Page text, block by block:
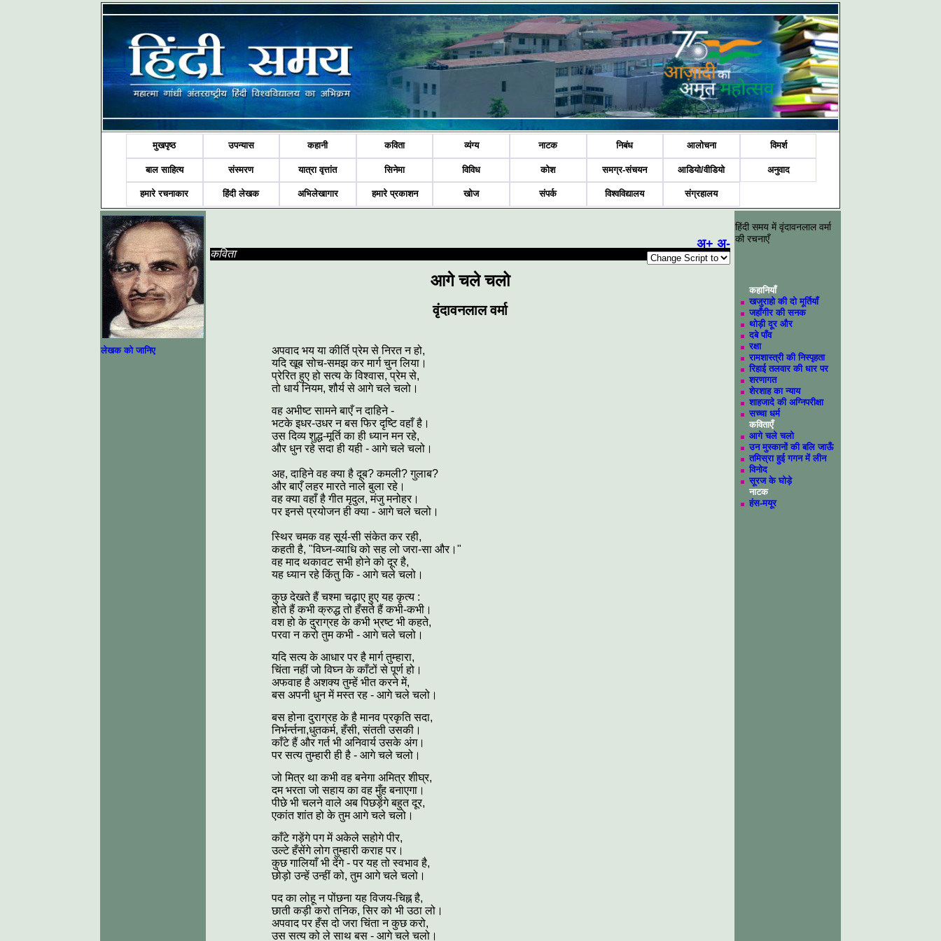
मुखपृष्ठ उपन्यास कहानी कविता व्यंग्य नाटक निबंध आलोचना विमर्श
बाल साहित्य संस्मरण यात्रा वृत्तांत सिनेमा विविध कोश समग्र-संचयन आडियो/वीडियो अनुवाद
हमारे रचनाकार हिंदी लेखक अभिलेखागार हमारे प्रकाशन खोज संपर्क विश्वविद्यालय संग्रहालय
लेखक को जानिए
अ+ अ-
कविता
आगे चले चलो
वृंदावनलाल वर्मा
अपवाद भय या कीर्ति प्रेम से निरत न हो,
यदि खूब सोच-समझ कर मार्ग चुन लिया।
प्रेरित हुए हो सत्य के विश्वास, प्रेम से,
तो धार्य नियम, शौर्य से आगे चले चलो।
वह अभीष्ट सामने बाएँ न दाहिने -
भटके इधर-उधर न बस फिर दृष्टि वहाँ है।
उस दिव्य शुद्ध-मूर्ति का ही ध्यान मन रहे,
और धुन रहे सदा ही यही - आगे चले चलो।
अह, दाहिने वह क्या है दूब? कमली? गुलाब?
और बाएँ लहर मारते नाले बुला रहे।
वह क्या वहाँ है गीत मृदुल, मंजु मनोहर।
पर इनसे प्रयोजन ही क्या - आगे चले चलो।
स्थिर चमक वह सूर्य-सी संकेत कर रही,
कहती है, "विघ्न-व्याधि को सह लो जरा-सा और।"
वह माद थकावट सभी होने को दूर है,
यह ध्यान रहे किंतु कि - आगे चले चलो।
कुछ देखते हैं चश्मा चढ़ाए हुए यह कृत्य :
होते हैं कभी क्रुद्ध तो हँसते हैं कभी-कभी।
वश हो के दुराग्रह के कभी भ्रष्ट भी कहते,
परवा न करो तुम कभी - आगे चले चलो।
यदि सत्य के आधार पर है मार्ग तुम्हारा,
चिंता नहीं जो विघ्न के काँटों से पूर्ण हो।
अफवाह है अशक्य तुम्हें भीत करने में,
बस अपनी धुन में मस्त रह - आगे चले चलो।
बस होना दुराग्रह के है मानव प्रकृति सदा,
निर्भर्न्तना,धुतकर्म, हँसी, संतती उसकी।
काँटे हैं और गर्त भी अनिवार्य उसके अंग।
पर सत्य तुम्हारी ही है - आगे चले चलो।
जो मित्र था कभी वह बनेगा अमित्र शीघ्र,
दम भरता जो सहाय का वह मुँह बनाएगा।
पीछे भी चलने वाले अब पिछड़ेंगे बहुत दूर,
एकांत शांत हो के तुम आगे चले चलो।
काँटे गड़ेंगे पग में अकेले सहोगे पीर,
उल्टे हँसेंगे लोग तुम्हारी कराह पर।
कुछ गालियाँ भी देंगे - पर यह तो स्वभाव है,
छोड़ो उन्हें उन्हीं को, तुम आगे चले चलो।
पद का लोहू न पोंछना यह विजय-चिह्न है,
छाती कड़ी करो तनिक, सिर को भी उठा लो।
अपवाद पर हँस दो जरा चिंता न कुछ करो,
उस सत्य को ले साथ बस - आगे चले चलो।
हिंदी समय में वृंदावनलाल वर्मा
की रचनाएँ
कहानियाँ
खजुराहो की दो मूर्तियाँ
जहाँगीर की सनक
थोड़ी दूर और
दबे पाँव
रक्षा
रामशास्त्री की निस्पृहता
रिहाई तलवार की धार पर
शरणागत
शेरशाह का न्याय
शाहजादे की अग्निपरीक्षा
सच्चा धर्म
कविताएँ
आगे चले चलो
उन मुस्कानों की बलि जाऊँ
तमिस्रा हुई गगन में लीन
विनोद
सूरज के घोड़े
नाटक
हंस-मयूर